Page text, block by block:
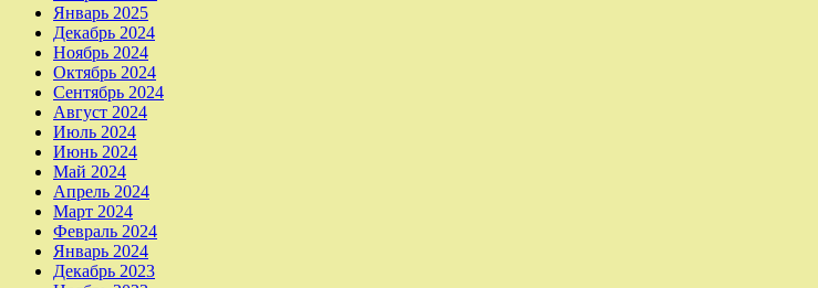
Январь 2025
Декабрь 2024
Ноябрь 2024
Октябрь 2024
Сентябрь 2024
Август 2024
Июль 2024
Июнь 2024
Май 2024
Апрель 2024
Март 2024
Февраль 2024
Январь 2024
Декабрь 2023